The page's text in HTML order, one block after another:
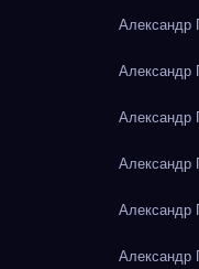
Александр
Александр
Александр
Александр
Александр
Александр